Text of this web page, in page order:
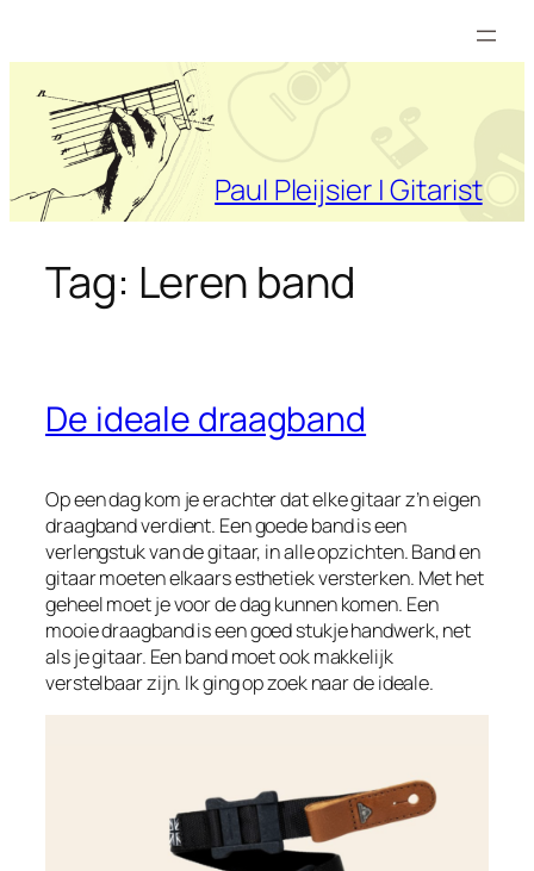
inhoud
Paul Pleijsier | Gitarist
Tag: Leren band
De ideale draagband
Op een dag kom je erachter dat elke gitaar z’n eigen
draagband verdient. Een goede band is een
verlengstuk van de gitaar, in alle opzichten. Band en
gitaar moeten elkaars esthetiek versterken. Met het
geheel moet je voor de dag kunnen komen. Een
mooie draagband is een goed stukje handwerk, net
als je gitaar. Een band moet ook makkelijk
verstelbaar zijn. Ik ging op zoek naar de ideale.